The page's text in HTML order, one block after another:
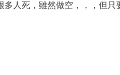
人死，雖然做空，，，但只